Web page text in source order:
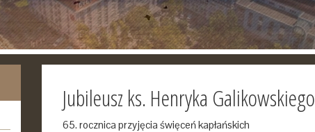
Jubileusz ks. Henryka Galikowskiego
65. rocznica przyjęcia święceń kapłańskich